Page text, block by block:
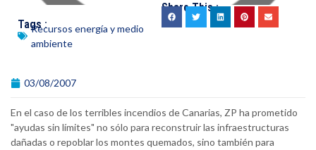
Tags :
Recursos energía y medio
ambiente
Share This :
03/08/2007
En el caso de los terribles incendios de Canarias, ZP ha prometido
"ayudas sin límites" no sólo para reconstruir las infraestructuras
dañadas o repoblar los montes quemados, sino también para